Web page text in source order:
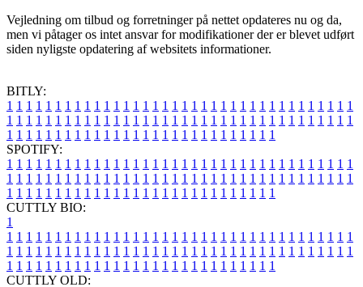
Vejledning om tilbud og forretninger på nettet opdateres nu og da,
men vi påtager os intet ansvar for modifikationer der er blevet udført
siden nyligste opdatering af websitets informationer.
BITLY:
1 1 1 1 1 1 1 1 1 1 1 1 1 1 1 1 1 1 1 1 1 1 1 1 1 1 1 1 1 1 1 1 1 1 1 1
1 1 1 1 1 1 1 1 1 1 1 1 1 1 1 1 1 1 1 1 1 1 1 1 1 1 1 1 1 1 1 1 1 1 1 1
1 1 1 1 1 1 1 1 1 1 1 1 1 1 1 1 1 1 1 1 1 1 1 1 1 1 1 1
SPOTIFY:
1 1 1 1 1 1 1 1 1 1 1 1 1 1 1 1 1 1 1 1 1 1 1 1 1 1 1 1 1 1 1 1 1 1 1 1
1 1 1 1 1 1 1 1 1 1 1 1 1 1 1 1 1 1 1 1 1 1 1 1 1 1 1 1 1 1 1 1 1 1 1 1
1 1 1 1 1 1 1 1 1 1 1 1 1 1 1 1 1 1 1 1 1 1 1 1 1 1 1 1
CUTTLY BIO:
1
1 1 1 1 1 1 1 1 1 1 1 1 1 1 1 1 1 1 1 1 1 1 1 1 1 1 1 1 1 1 1 1 1 1 1 1
1 1 1 1 1 1 1 1 1 1 1 1 1 1 1 1 1 1 1 1 1 1 1 1 1 1 1 1 1 1 1 1 1 1 1 1
1 1 1 1 1 1 1 1 1 1 1 1 1 1 1 1 1 1 1 1 1 1 1 1 1 1 1 1
CUTTLY OLD: